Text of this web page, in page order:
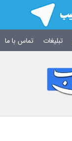
تبلیغات تماس با ما